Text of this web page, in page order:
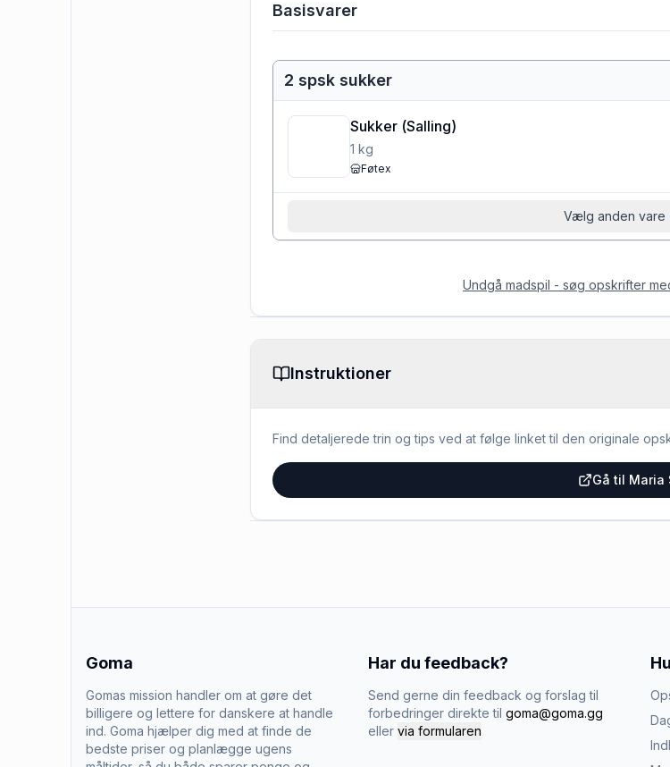
Basisvarer
2 spsk sukker
Sukker (Salling)
1 kg
Føtex
Vælg anden vare
Undgå madspil - søg opskrifter
Instruktioner
Find detaljerede trin og tips ved at følge linket til den originale
Gå til Maria
Goma
Gomas mission handler om at gøre det
billigere og lettere for danskere at handle
ind. Goma hjælper dig med at finde de
bedste priser og planlægge ugens
Har du feedback?
Send gerne din feedback og forslag til
forbedringer direkte til goma@goma.gg
eller via formularen